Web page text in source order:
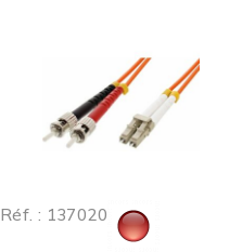
Réf. : 137020